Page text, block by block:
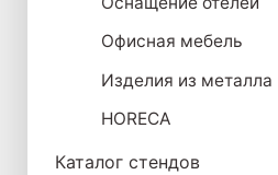
Офисная мебель
Изделия из металла
HORECA
Каталог стендов